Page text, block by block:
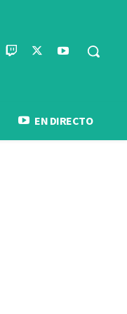
EN DIRECTO